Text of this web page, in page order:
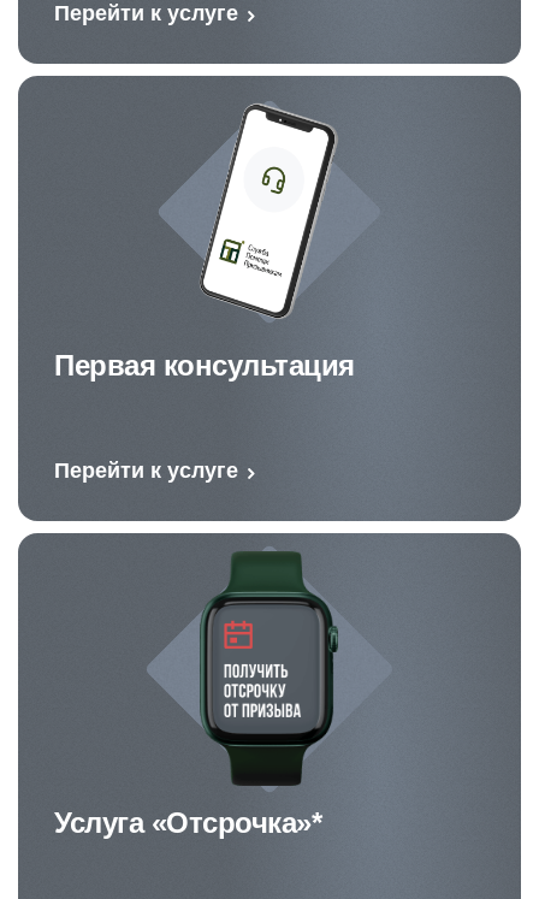
Перейти к услуге
Первая консультация
Перейти к услуге
Услуга «Отсрочка»*